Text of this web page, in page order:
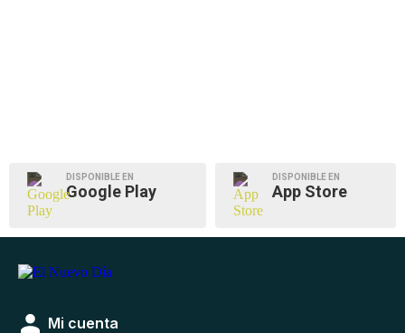
DISPONIBLE EN
Google Play
DISPONIBLE EN
App Store
Mi cuenta